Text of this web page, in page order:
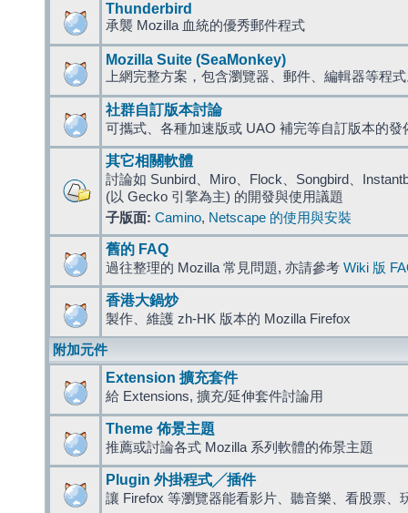
Thunderbird
承襲 Mozilla 血統的優秀郵件程式
Mozilla Suite (SeaMonkey)
上網完整方案，包含瀏覽器、郵件、編輯器等程
社群自訂版本討論
可攜式、各種加速版或 UAO 補完等自訂版本的發
其它相關軟體
討論如 Sunbird、Miro、Flock、Songbird、
(以 Gecko 引擎為主) 的開發與使用議題
子版面: Camino, Netscape 的使用與安裝
舊的 FAQ
過往整理的 Mozilla 常見問題, 亦請參考 Wiki 版
香港大鍋炒
製作、維護 zh-HK 版本的 Mozilla Firefox
附加元件
Extension 擴充套件
給 Extensions, 擴充/延伸套件討論用
Theme 佈景主題
推薦或討論各式 Mozilla 系列軟體的佈景主題
Plugin 外掛程式╱插件
讓 Firefox 等瀏覽器能看影片、聽音樂、看股票、